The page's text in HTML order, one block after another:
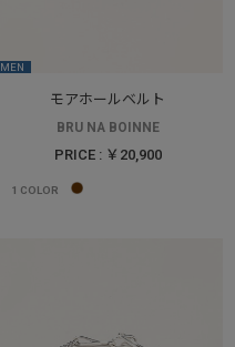
MEN
モアホールベルト
BRU NA BOINNE
PRICE : ￥20,900
1 COLOR